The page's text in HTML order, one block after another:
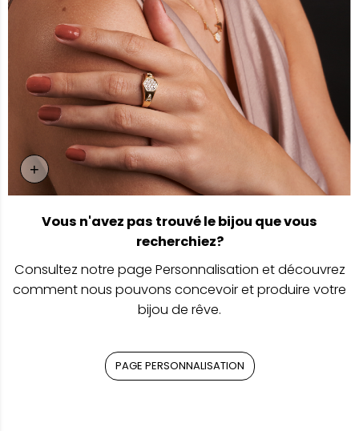
+ Page Personnalisation
Vous n'avez pas trouvé le bijou que vous
recherchiez?
Consultez notre page Personnalisation et découvrez
comment nous pouvons concevoir et produire votre
bijou de rêve.
PAGE PERSONNALISATION